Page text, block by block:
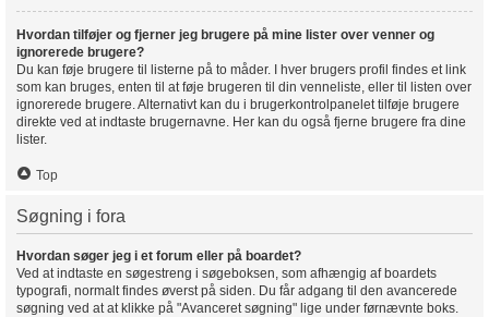
Hvordan tilføjer og fjerner jeg brugere på mine lister over venner og
ignorerede brugere?
Du kan føje brugere til listerne på to måder. I hver brugers profil findes et link
som kan bruges, enten til at føje brugeren til din venneliste, eller til listen over
ignorerede brugere. Alternativt kan du i brugerkontrolpanelet tilføje brugere
direkte ved at indtaste brugernavne. Her kan du også fjerne brugere fra dine
lister.
Top
Søgning i fora
Hvordan søger jeg i et forum eller på boardet?
Ved at indtaste en søgestreng i søgeboksen, som afhængig af boardets
typografi, normalt findes øverst på siden. Du får adgang til den avancerede
søgning ved at at klikke på "Avanceret søgning" lige under førnævnte boks.